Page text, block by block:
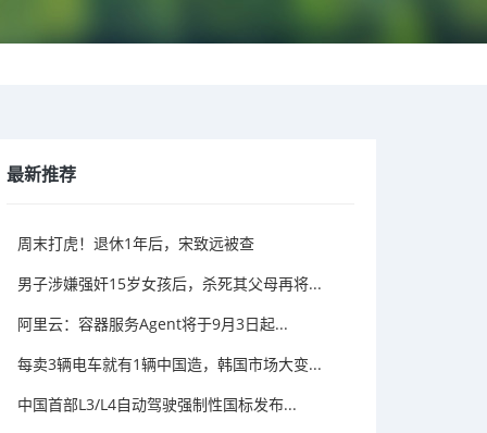
最新推荐
周末打虎！退休1年后，宋致远被查
男子涉嫌强奸15岁女孩后，杀死其父母再将...
阿里云：容器服务Agent将于9月3日起...
每卖3辆电车就有1辆中国造，韩国市场大变...
中国首部L3/L4自动驾驶强制性国标发布...